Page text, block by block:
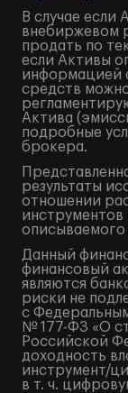
В случае если
внебиржевом
продать по
если Активы
информацией
средств
Актива
подробные
брокера.
результаты
отношении
инструментов
описываемого
Данный
финансовый
являются
риски не
с
№ 177-ФЗ «О
Российской
доходность
инструмент/
в т. ч.